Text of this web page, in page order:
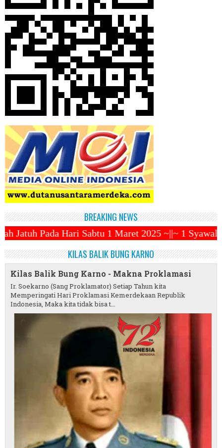
BREAKING NEWS
1 Maret 2025 ~||~ 1 Syawal Jatuh Pada
KILAS BALIK BUNG KARNO
Kilas Balik Bung Karno - Makna Proklamasi
Ir. Soekarno (Sang Proklamator) Setiap Tahun kita
Memperingati Hari Proklamasi Kemerdekaan Republik
Indonesia, Maka kita tidak bisa t...